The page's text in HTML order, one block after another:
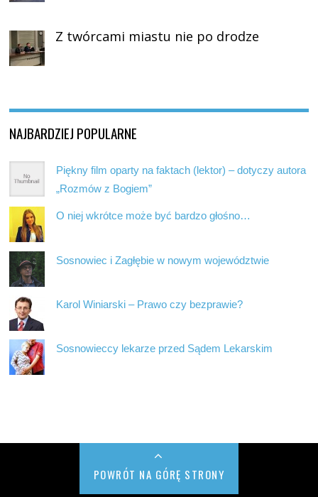
Z twórcami miastu nie po drodze
NAJBARDZIEJ POPULARNE
Piękny film oparty na faktach (lektor) – dotyczy autora
„Rozmów z Bogiem”
O niej wkrótce może być bardzo głośno…
Sosnowiec i Zagłębie w nowym województwie
Karol Winiarski – Prawo czy bezprawie?
Sosnowieccy lekarze przed Sądem Lekarskim
POWRÓT NA GÓRĘ STRONY